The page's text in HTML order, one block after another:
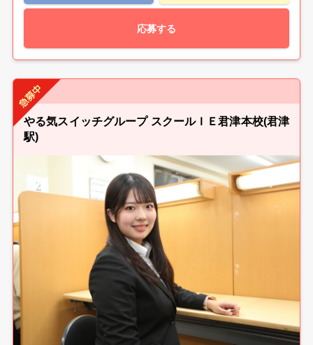
応募する
やる気スイッチグループ スクールＩＥ君津本校(君津
駅)